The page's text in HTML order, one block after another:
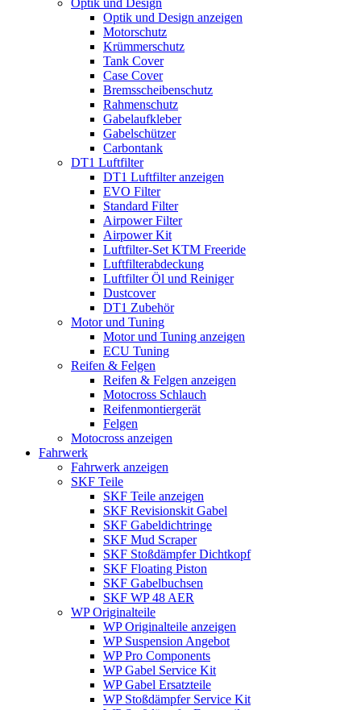
Optik und Design
Optik und Design anzeigen
Motorschutz
Krümmerschutz
Tank Cover
Case Cover
Bremsscheibenschutz
Rahmenschutz
Gabelaufkleber
Gabelschützer
Carbontank
DT1 Luftfilter
DT1 Luftfilter anzeigen
EVO Filter
Standard Filter
Airpower Filter
Airpower Kit
Luftfilter-Set KTM Freeride
Luftfilterabdeckung
Luftfilter Öl und Reiniger
Dustcover
DT1 Zubehör
Motor und Tuning
Motor und Tuning anzeigen
ECU Tuning
Reifen & Felgen
Reifen & Felgen anzeigen
Motocross Schlauch
Reifenmontiergerät
Felgen
Motocross anzeigen
Fahrwerk
Fahrwerk anzeigen
SKF Teile
SKF Teile anzeigen
SKF Revisionskit Gabel
SKF Gabeldichtringe
SKF Mud Scraper
SKF Stoßdämpfer Dichtkopf
SKF Floating Piston
SKF Gabelbuchsen
SKF WP 48 AER
WP Originalteile
WP Originalteile anzeigen
WP Suspension Angebot
WP Pro Components
WP Gabel Service Kit
WP Gabel Ersatzteile
WP Stoßdämpfer Service Kit